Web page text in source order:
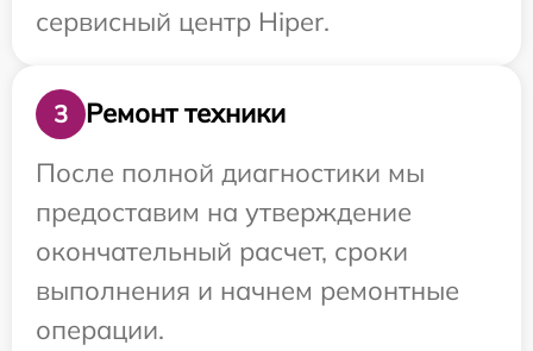
сервисный центр Hiper.
3
Ремонт техники
После полной диагностики мы
предоставим на утверждение
окончательный расчет, сроки
выполнения и начнем ремонтные
операции.